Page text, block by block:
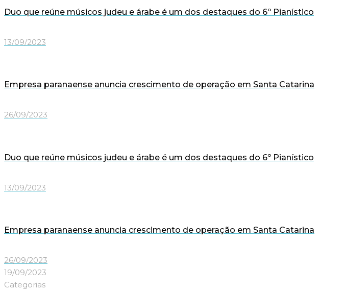
Duo que reúne músicos judeu e árabe é um dos destaques do 6º Pianístico
13/09/2023
Empresa paranaense anuncia crescimento de operação em Santa Catarina
26/09/2023
Duo que reúne músicos judeu e árabe é um dos destaques do 6º Pianístico
13/09/2023
Empresa paranaense anuncia crescimento de operação em Santa Catarina
26/09/2023
19/09/2023
Categorias